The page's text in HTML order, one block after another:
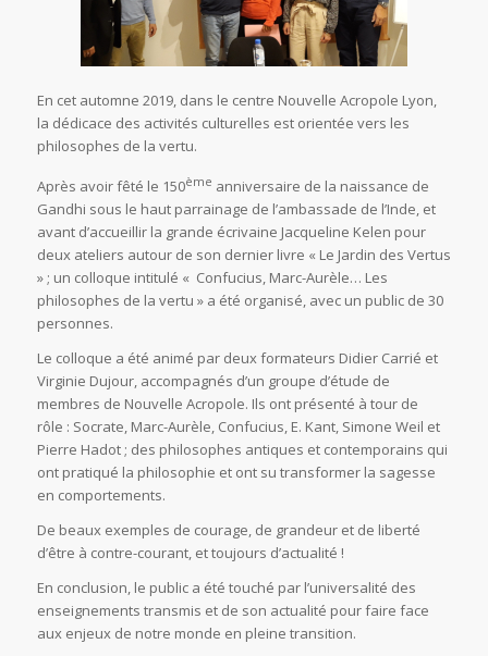
En cet automne 2019, dans le centre Nouvelle Acropole Lyon,
la dédicace des activités culturelles est orientée vers les
philosophes de la vertu.
Après avoir fêté le 150ème anniversaire de la naissance de
Gandhi sous le haut parrainage de l’ambassade de l’Inde, et
avant d’accueillir la grande écrivaine Jacqueline Kelen pour
deux ateliers autour de son dernier livre « Le Jardin des Vertus
» ; un colloque intitulé « Confucius, Marc-Aurèle… Les
philosophes de la vertu » a été organisé, avec un public de 30
personnes.
Le colloque a été animé par deux formateurs Didier Carrié et
Virginie Dujour, accompagnés d’un groupe d’étude de
membres de Nouvelle Acropole. Ils ont présenté à tour de
rôle : Socrate, Marc-Aurèle, Confucius, E. Kant, Simone Weil et
Pierre Hadot ; des philosophes antiques et contemporains qui
ont pratiqué la philosophie et ont su transformer la sagesse
en comportements.
De beaux exemples de courage, de grandeur et de liberté
d’être à contre-courant, et toujours d’actualité !
En conclusion, le public a été touché par l’universalité des
enseignements transmis et de son actualité pour faire face
aux enjeux de notre monde en pleine transition.